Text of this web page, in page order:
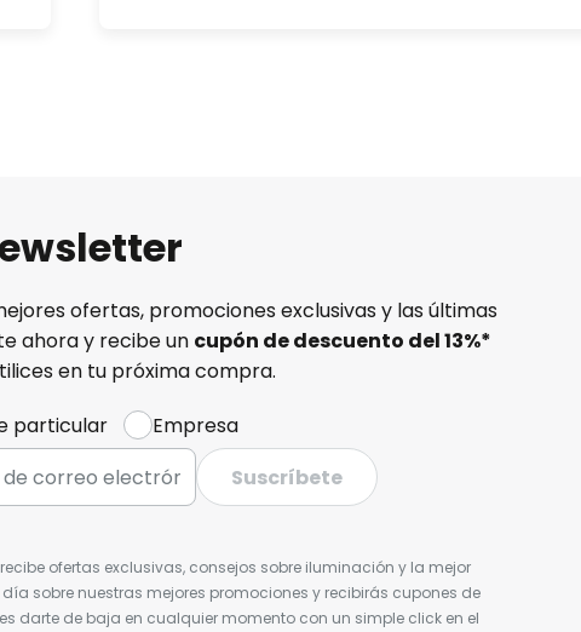
ofertas, promociones exclusivas y las últimas
ahora y recibe un cupón de descuento del13%*
en tu próxima compra.
particular
Empresa
Suscríbete
ofertas exclusivas, consejos sobre iluminación y la mejor
sobre nuestras mejores promociones y recibirás cupones de
darte de baja en cualquier momento con un simple click en el